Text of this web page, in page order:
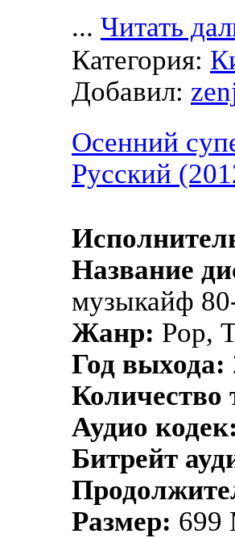
... Читать
Категория:
Добавил:
Осенний
Русский
Название
музыкайф
Жанр: Pop,
Год выхода:
Количество
Аудио
Битрейт
Размер: 699